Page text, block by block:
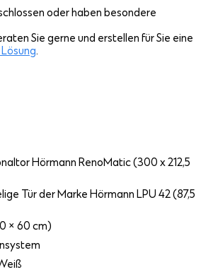
oder haben besondere
Sie gerne und erstellen für Sie eine
.
Hörmann RenoMatic (300 x 212,5
Tür der Marke Hörmann LPU 42 (87,5
× 60 cm)